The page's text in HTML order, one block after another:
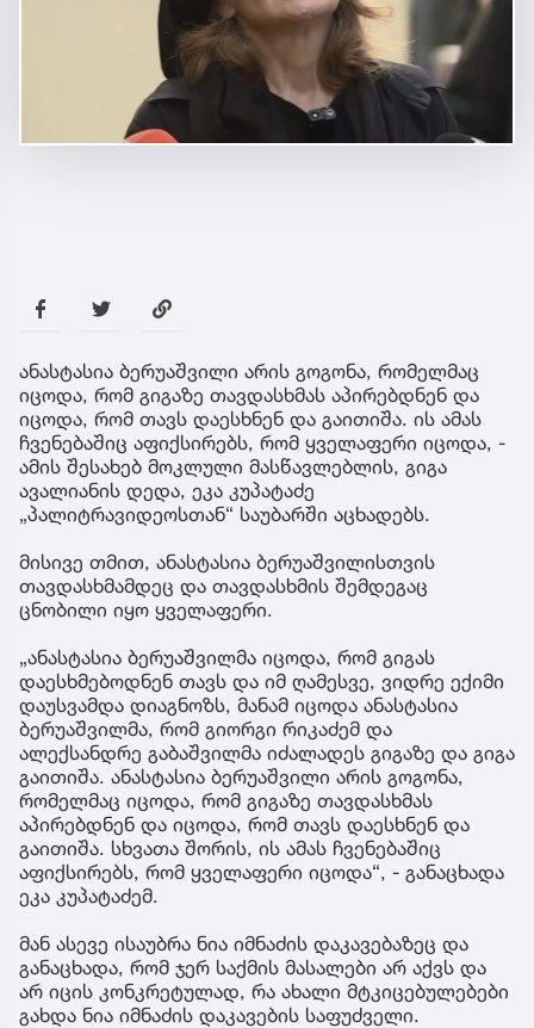
ანასტასია ბერუაშვილი არის გოგონა, რომელმაც
იცოდა, რომ გიგაზე თავდასხმას აპირებდნენ და
იცოდა, რომ თავს დაესხნენ და გაითიშა. ის ამას
ჩვენებაშიც აფიქსირებს, რომ ყველაფერი იცოდა, -
ამის შესახებ მოკლული მასწავლებლის, გიგა
ავალიანის დედა, ეკა კუპატაძე
„პალიტრავიდეოსთან“ საუბარში აცხადებს.
მისივე თმით, ანასტასია ბერუაშვილისთვის
თავდასხმამდეც და თავდასხმის შემდეგაც
ცნობილი იყო ყველაფერი.
„ანასტასია ბერუაშვილმა იცოდა, რომ გიგას
დაესხმებოდნენ თავს და იმ ღამესვე, ვიდრე ექიმი
დაუსვამდა დიაგნოზს, მანამ იცოდა ანასტასია
ბერუაშვილმა, რომ გიორგი რიკაძემ და
ალექსანდრე გაბაშვილმა იძალადეს გიგაზე და გიგა
გაითიშა. ანასტასია ბერუაშვილი არის გოგონა,
რომელმაც იცოდა, რომ გიგაზე თავდასხმას
აპირებდნენ და იცოდა, რომ თავს დაესხნენ და
გაითიშა. სხვათა შორის, ის ამას ჩვენებაშიც
აფიქსირებს, რომ ყველაფერი იცოდა“, - განაცხადა
ეკა კუპატაძემ.
მან ასევე ისაუბრა ნია იმნაძის დაკავებაზეც და
განაცხადა, რომ ჯერ საქმის მასალები არ აქვს და
არ იცის კონკრეტულად, რა ახალი მტკიცებულებები
გახდა ნია იმნაძის დაკავების საფუძველი.